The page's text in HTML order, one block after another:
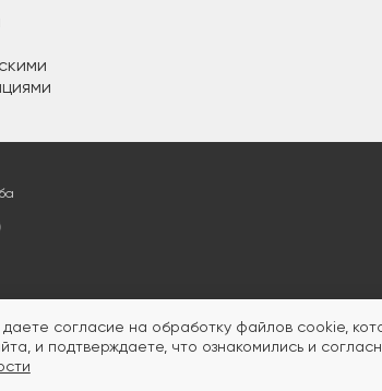
согласие на обработку файлов cookie,
и подтверждаете, что ознакомились и